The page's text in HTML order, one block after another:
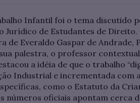
Infantil foi o tema discutido
de Estudantes de
de Everaldo Gaspar de
palestra, o professor
a idéia de que o trabalho
Industrial e incrementada com
como o Estatuto da
números oficiais apontam cerca